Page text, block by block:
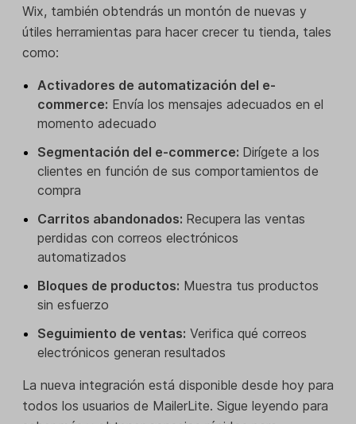
Wix, también obtendrás un montón de nuevas y
útiles herramientas para hacer crecer tu tienda, tales
como:
Activadores de automatización del e-
commerce: Envía los mensajes adecuados en el
momento adecuado
Segmentación del e-commerce: Dirígete a los
clientes en función de sus comportamientos de
compra
Carritos abandonados: Recupera las ventas
perdidas con correos electrónicos
automatizados
Bloques de productos: Muestra tus productos
sin esfuerzo
Seguimiento de ventas: Verifica qué correos
electrónicos generan resultados
La nueva integración está disponible desde hoy para
todos los usuarios de MailerLite. Sigue leyendo para